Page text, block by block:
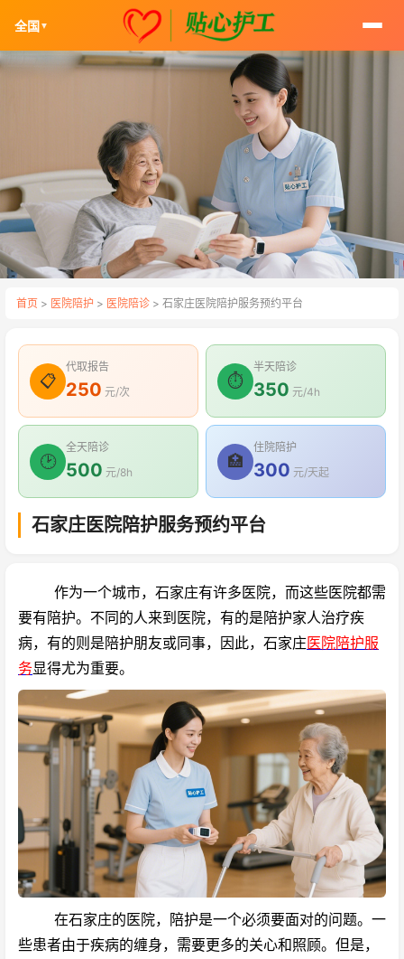
全国 ▼
首页 > 医院陪护 > 医院陪诊 > 石家庄医院陪护服务预约平台
📋
代取报告
250 元/次
⏱
半天陪诊
350 元/4h
🕑
全天陪诊
500 元/8h
🏥
住院陪护
300 元/天起
石家庄医院陪护服务预约平台
作为一个城市，石家庄有许多医院，而这些医院都需
要有陪护。不同的人来到医院，有的是陪护家人治疗疾
病，有的则是陪护朋友或同事，因此，石家庄医院陪护服
务显得尤为重要。
在石家庄的医院，陪护是一个必须要面对的问题。一
些患者由于疾病的缠身，需要更多的关心和照顾。但是，